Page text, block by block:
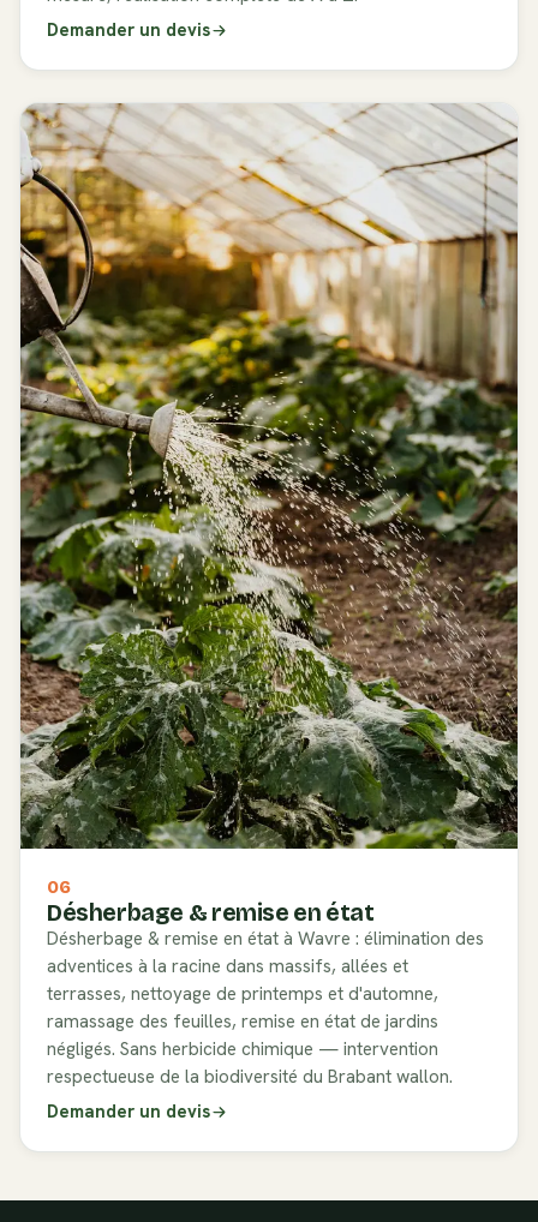
Demander un devis
06
Désherbage & remise en état
Désherbage & remise en état à Wavre : élimination des
adventices à la racine dans massifs, allées et
terrasses, nettoyage de printemps et d'automne,
ramassage des feuilles, remise en état de jardins
négligés. Sans herbicide chimique — intervention
respectueuse de la biodiversité du Brabant wallon.
Demander un devis